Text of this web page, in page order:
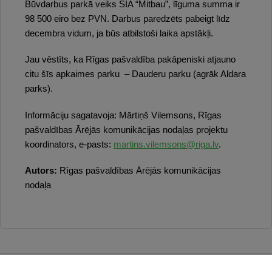
Būvdarbus parkā veiks SIA “Mitbau”, līguma summa ir
98 500 eiro bez PVN. Darbus paredzēts pabeigt līdz
decembra vidum, ja būs atbilstoši laika apstākļi.
Jau vēstīts, ka Rīgas pašvaldība pakāpeniski atjauno
citu šīs apkaimes parku – Dauderu parku (agrāk Aldara
parks).
Informāciju sagatavoja: Mārtiņš Vilemsons, Rīgas
pašvaldības Ārējās komunikācijas nodaļas projektu
koordinators, e-pasts: martins.vilemsons@riga.lv.
Autors: Rīgas pašvaldības Ārējās komunikācijas
nodaļa